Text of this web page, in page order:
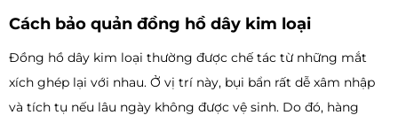
Cách bảo quản đồng hồ dây kim loại
Đồng hồ dây kim loại thường được chế tác từ những mắt
xích ghép lại với nhau. Ở vị trí này, bụi bẩn rất dễ xâm nhập
và tích tụ nếu lâu ngày không được vệ sinh. Do đó, hàng